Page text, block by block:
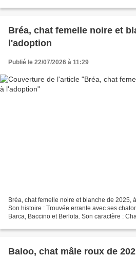
Bréa, chat femelle noire et
l'adoption
Publié le 22/07/2026 à 11:29
Bréa, chat femelle noire et blanche de 2025,
Son histoire : Trouvée errante avec ses
Barca, Baccino et Berlota. Son caractère :